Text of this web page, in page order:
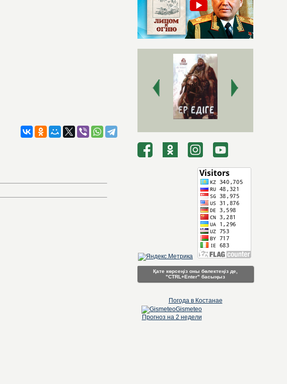
Қате көрсеңіз оны бөлектеңіз де,
"CTRL+Enter" басыңыз
Погода в Костанае
Gismeteo
Прогноз на 2 недели